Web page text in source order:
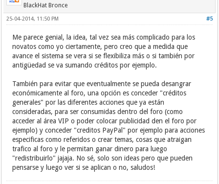
BlackHat Bronce
#5
25-04-2014, 11:50 PM
Me parece genial, la idea, tal vez sea más complicado para los
novatos como yo ciertamente, pero creo que a medida que
avance el sistema se vera si se flexibiliza más o si también por
antigüedad se va sumando créditos por ejemplo.
También para evitar que eventualmente se pueda desangrar
económicamente al foro, una opción es conceder "créditos
generales" por las diferentes acciones que ya están
consideradas, para ser consumidas dentro del foro (como
acceder al área VIP o poder colocar publicidad den el foro por
ejemplo) y conceder "creditos PayPal" por ejemplo para acciones
especificas como referidos o crear temas, cosas que atraigan
trafico al foro y le permitan ganar dinero para luego
"redistribuirlo" jajaja. No sé, solo son ideas pero que pueden
pensarse y luego ver si se aplican o no, saludos!